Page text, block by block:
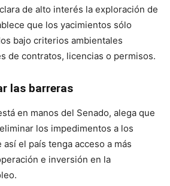
de alto interés la exploración de
que los yacimientos sólo
bajo criterios ambientales
de contratos, licencias o permisos.
las barreras
en manos del Senado, alega que
los impedimentos a los
el país tenga acceso a más
e inversión en la